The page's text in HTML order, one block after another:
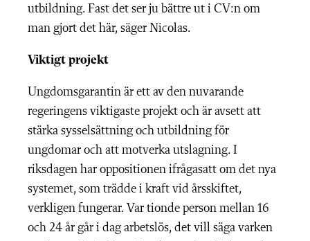
utbildning. Fast det ser ju bättre ut i CV:n om
man gjort det här, säger Nicolas.
Viktigt projekt
Ungdomsgarantin är ett av den nuvarande
regeringens viktigaste projekt och är avsett att
stärka sysselsättning och utbildning för
ungdomar och att motverka utslagning. I
riksdagen har oppositionen ifrågasatt om det nya
systemet, som trädde i kraft vid årsskiftet,
verkligen fungerar. Var tionde person mellan 16
och 24 år går i dag arbetslös, det vill säga varken